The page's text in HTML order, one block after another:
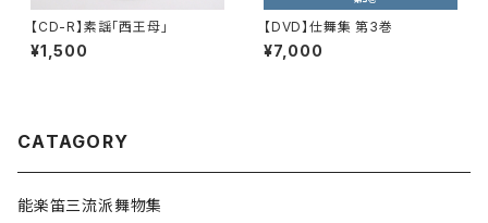
【CD-R】素謡「西王母」
¥1,500
【DVD】仕舞集 第3巻
¥7,000
CATAGORY
能楽笛三流派舞物集